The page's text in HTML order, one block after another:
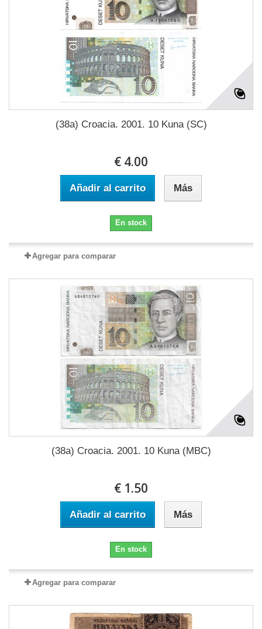
(38a) Croacia. 2001. 10 Kuna (SC)
€ 4.00
Añadir al carrito Más
En stock
Agregar para comparar
(38a) Croacia. 2001. 10 Kuna (MBC)
€ 1.50
Añadir al carrito Más
En stock
Agregar para comparar